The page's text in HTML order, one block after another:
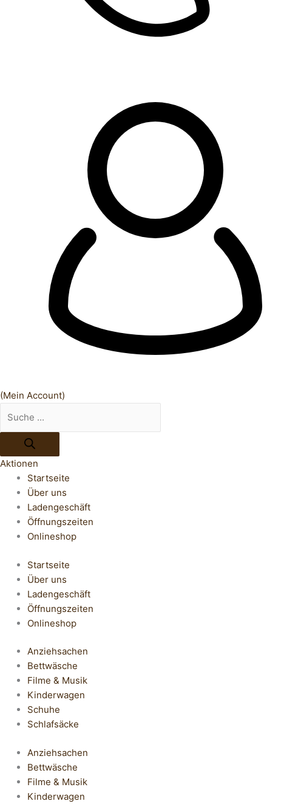
(Mein Account)
Aktionen
Startseite
Über uns
Ladengeschäft
Öffnungszeiten
Onlineshop
Startseite
Über uns
Ladengeschäft
Öffnungszeiten
Onlineshop
Anziehsachen
Bettwäsche
Filme & Musik
Kinderwagen
Schuhe
Schlafsäcke
Anziehsachen
Bettwäsche
Filme & Musik
Kinderwagen